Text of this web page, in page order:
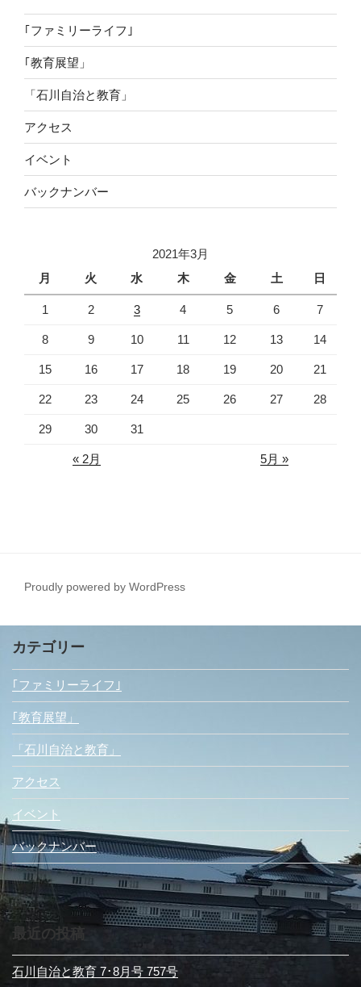
｢ファミリーライフ｣
｢教育展望」
「石川自治と教育」
アクセス
イベント
バックナンバー
2021年3月
月
火 水 木 金 土 日
1 2 3 4 5 6 7
8 9 10 11 12 13 14
15 16 17 18 19 20 21
22 23 24 25 26 27 28
29 30 31
« 2月 5月 »
Proudly powered by WordPress
カテゴリー
｢ファミリーライフ｣
｢教育展望」
「石川自治と教育」
アクセス
イベント
バックナンバー
最近の投稿
石川自治と教育 7･8月号 757号